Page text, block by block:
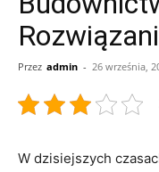
Przez admin - 26 września,
W‍ dzisiejszych